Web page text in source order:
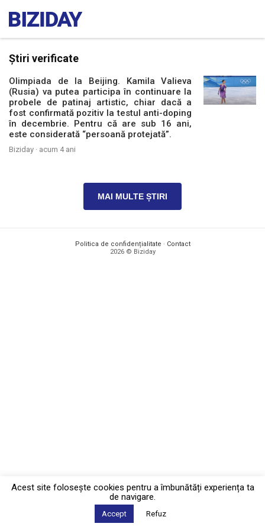
Știri verificate
Olimpiada de la Beijing. Kamila Valieva
(Rusia) va putea participa în continuare la
probele de patinaj artistic, chiar dacă a
fost confirmată pozitiv la testul anti-doping
în decembrie. Pentru că are sub 16 ani,
este considerată “persoană protejată”.
Biziday · acum 4 ani
MAI MULTE ȘTIRI
Politica de confidențialitate · Contact
2026 © Biziday
Acest site foloseşte cookies pentru a îmbunătăți experiența ta
de navigare.
Accept Refuz